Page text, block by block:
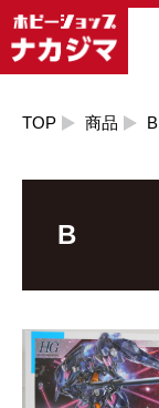
TOP 商品 B
B